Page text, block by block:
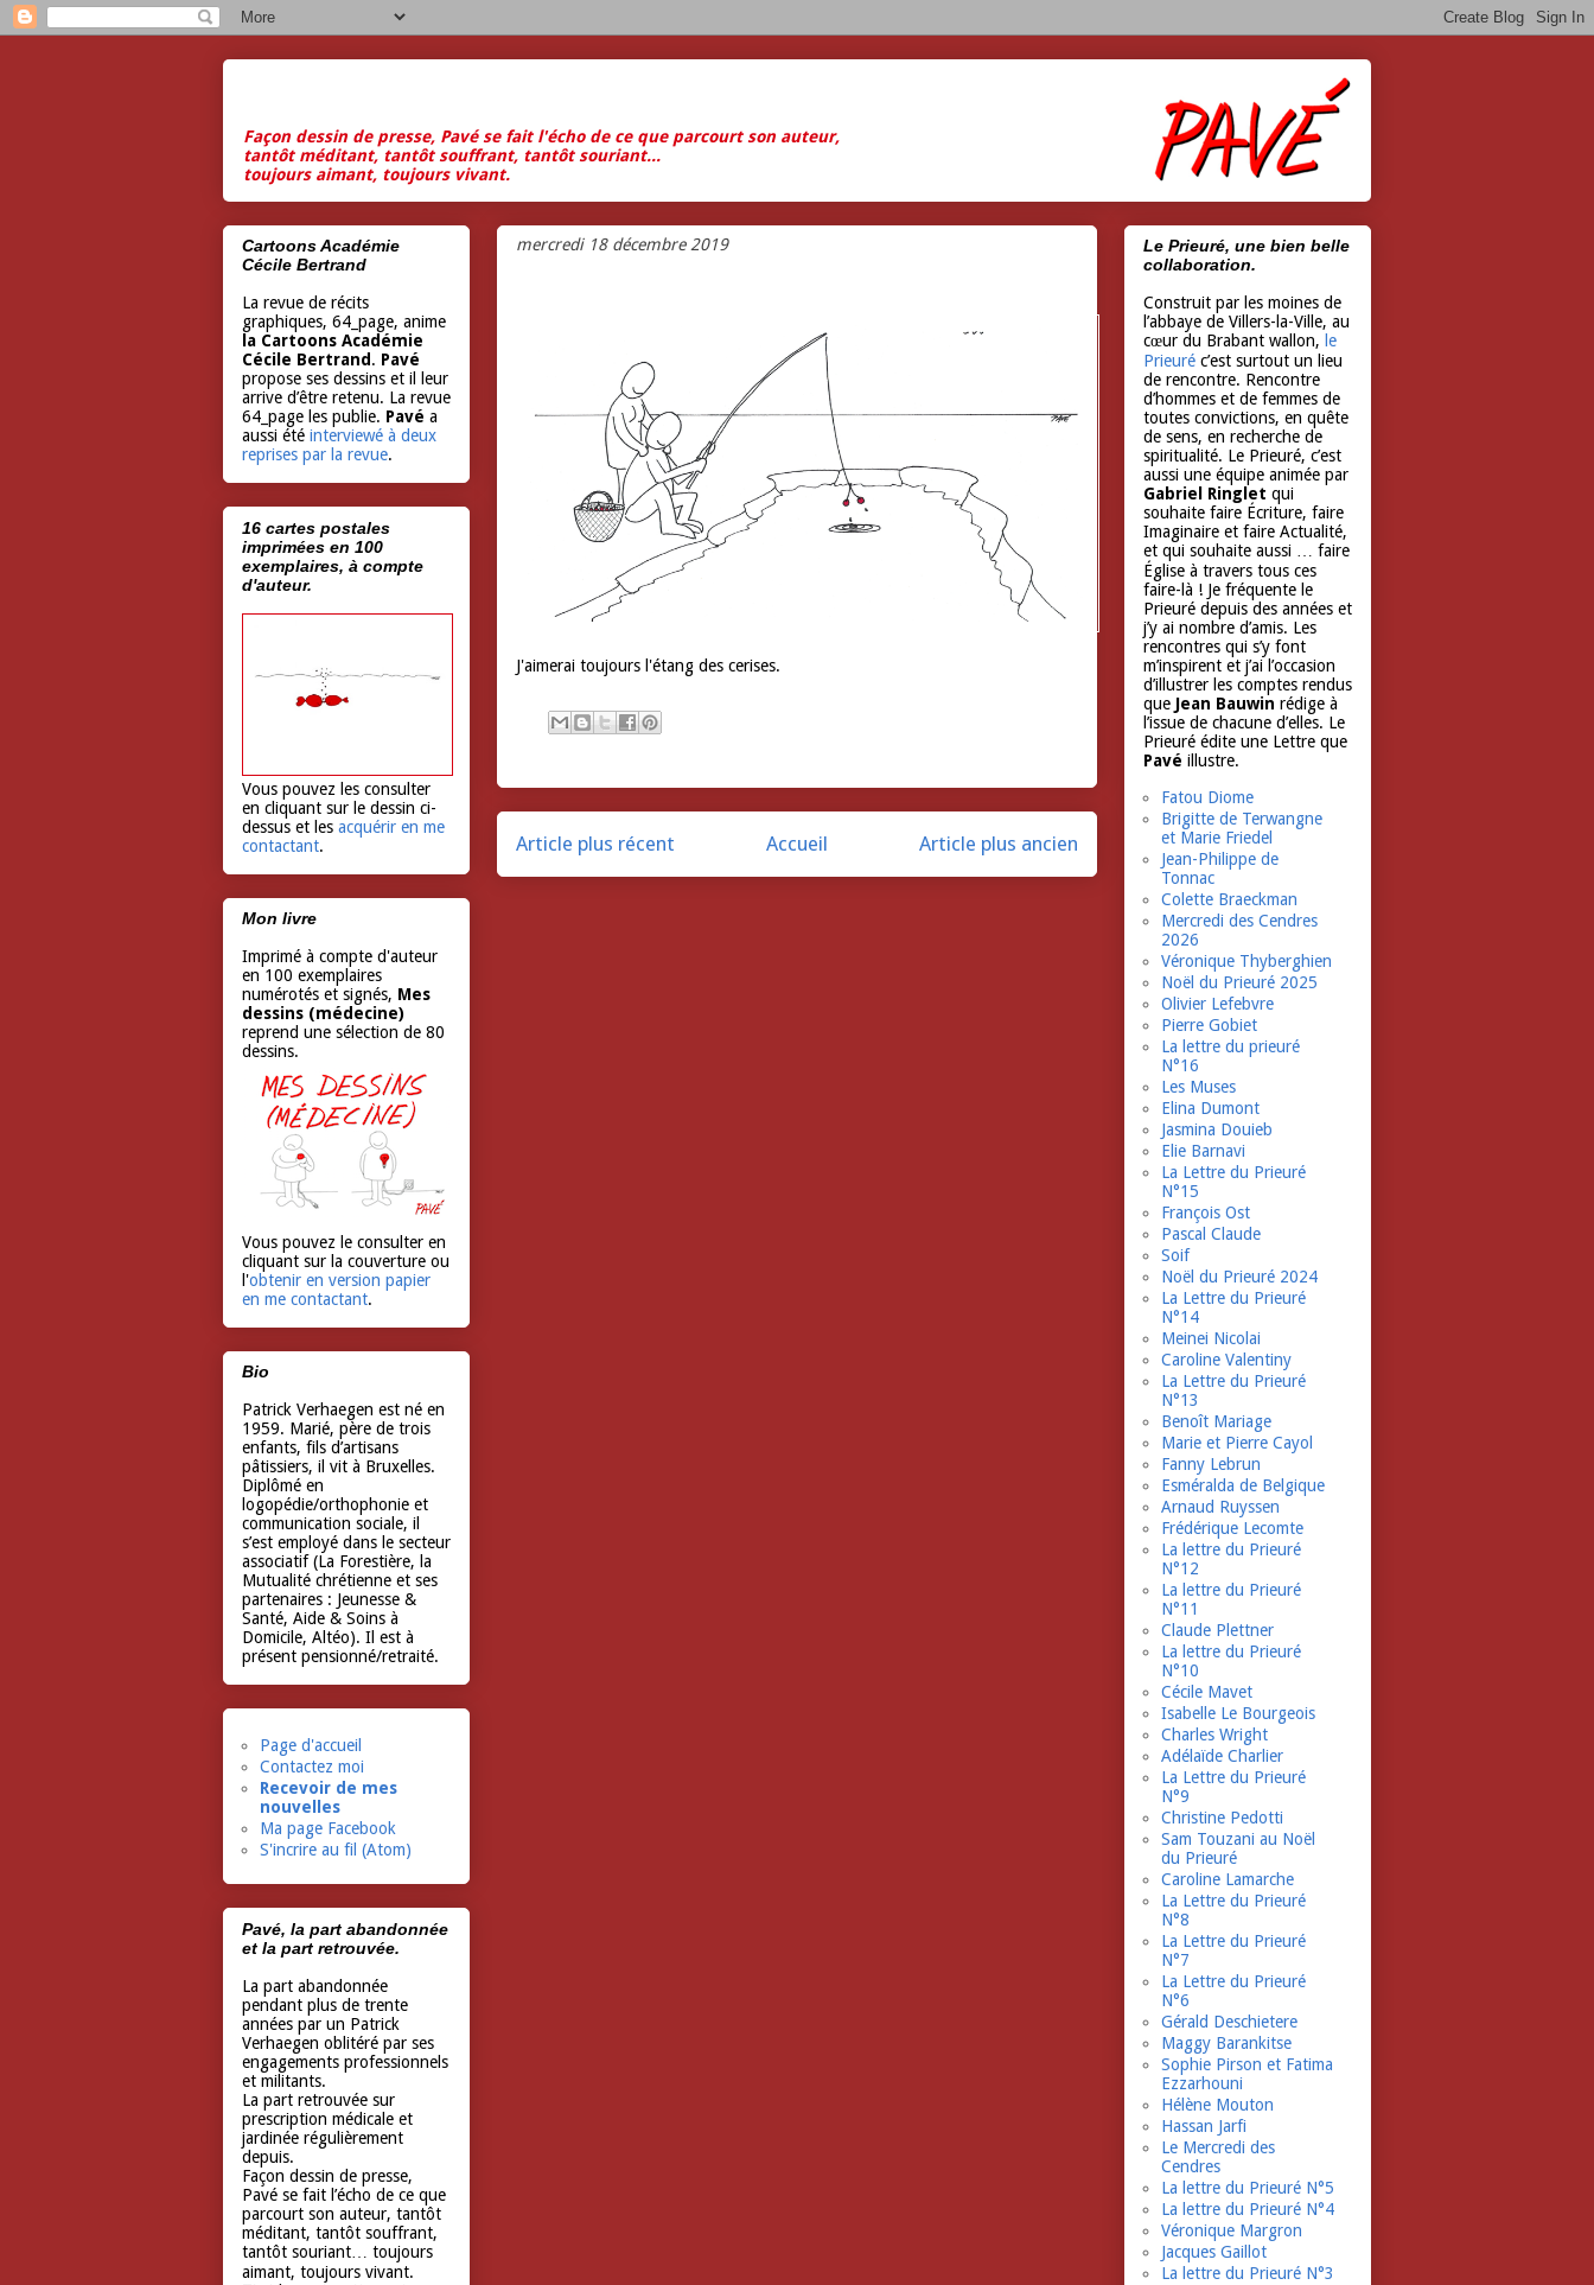
Façon dessin de presse, Pavé se fait l'écho de ce que parcourt son auteur,
tantôt méditant, tantôt souffrant, tantôt souriant...
toujours aimant, toujours vivant.
mercredi 18 décembre 2019
J'aimerai toujours l'étang des cerises.
Article plus récent Article plus ancien
Accueil
Cartoons Académie
Cécile Bertrand
La revue de récits
graphiques, 64_page, anime
la Cartoons Académie
Cécile Bertrand. Pavé
propose ses dessins et il leur
arrive d’être retenu. La revue
64_page les publie. Pavé a
aussi été interviewé à deux
reprises par la revue.
16 cartes postales
imprimées en 100
exemplaires, à compte
d'auteur.
Vous pouvez les consulter
en cliquant sur le dessin ci-
dessus et les acquérir en me
contactant.
Mon livre
Imprimé à compte d'auteur
en 100 exemplaires
numérotés et signés, Mes
dessins (médecine)
reprend une sélection de 80
dessins.
Vous pouvez le consulter en
cliquant sur la couverture ou
l'obtenir en version papier
en me contactant.
Bio
Patrick Verhaegen est né en
1959. Marié, père de trois
enfants, fils d’artisans
pâtissiers, il vit à Bruxelles.
Diplômé en
logopédie/orthophonie et
communication sociale, il
s’est employé dans le secteur
associatif (La Forestière, la
Mutualité chrétienne et ses
partenaires : Jeunesse &
Santé, Aide & Soins à
Domicile, Altéo). Il est à
présent pensionné/retraité.
Page d'accueil
Contactez moi
Recevoir de mes
nouvelles
Ma page Facebook
S'incrire au fil (Atom)
Pavé, la part abandonnée
et la part retrouvée.
La part abandonnée
pendant plus de trente
années par un Patrick
Verhaegen oblitéré par ses
engagements professionnels
et militants.
La part retrouvée sur
prescription médicale et
jardinée régulièrement
depuis.
Façon dessin de presse,
Pavé se fait l’écho de ce que
parcourt son auteur, tantôt
méditant, tantôt souffrant,
tantôt souriant… toujours
aimant, toujours vivant.
Le Prieuré, une bien belle
collaboration.
Construit par les moines de
l’abbaye de Villers-la-Ville, au
cœur du Brabant wallon, le
Prieuré c’est surtout un lieu
de rencontre. Rencontre
d’hommes et de femmes de
toutes convictions, en quête
de sens, en recherche de
spiritualité. Le Prieuré, c’est
aussi une équipe animée par
Gabriel Ringlet qui
souhaite faire Écriture, faire
Imaginaire et faire Actualité,
et qui souhaite aussi … faire
Église à travers tous ces
faire-là ! Je fréquente le
Prieuré depuis des années et
j’y ai nombre d’amis. Les
rencontres qui s’y font
m’inspirent et j’ai l’occasion
d’illustrer les comptes rendus
que Jean Bauwin rédige à
l’issue de chacune d’elles. Le
Prieuré édite une Lettre que
Pavé illustre.
Fatou Diome
Brigitte de Terwangne
et Marie Friedel
Jean-Philippe de
Tonnac
Colette Braeckman
Mercredi des Cendres
2026
Véronique Thyberghien
Noël du Prieuré 2025
Olivier Lefebvre
Pierre Gobiet
La lettre du prieuré
N°16
Les Muses
Elina Dumont
Jasmina Douieb
Elie Barnavi
La Lettre du Prieuré
N°15
François Ost
Pascal Claude
Soif
Noël du Prieuré 2024
La Lettre du Prieuré
N°14
Meinei Nicolai
Caroline Valentiny
La Lettre du Prieuré
N°13
Benoît Mariage
Marie et Pierre Cayol
Fanny Lebrun
Esméralda de Belgique
Arnaud Ruyssen
Frédérique Lecomte
La lettre du Prieuré
N°12
La lettre du Prieuré
N°11
Claude Plettner
La lettre du Prieuré
N°10
Cécile Mavet
Isabelle Le Bourgeois
Charles Wright
Adélaïde Charlier
La Lettre du Prieuré
N°9
Christine Pedotti
Sam Touzani au Noël
du Prieuré
Caroline Lamarche
La Lettre du Prieuré
N°8
La Lettre du Prieuré
N°7
La Lettre du Prieuré
N°6
Gérald Deschietere
Maggy Barankitse
Sophie Pirson et Fatima
Ezzarhouni
Hélène Mouton
Hassan Jarfi
Le Mercredi des
Cendres
La lettre du Prieuré N°5
La lettre du Prieuré N°4
Véronique Margron
Jacques Gaillot
La lettre du Prieuré N°3